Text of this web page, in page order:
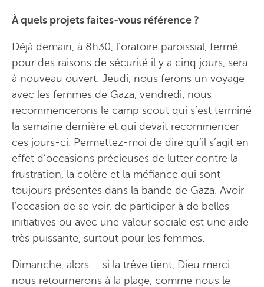
À quels projets faites-vous référence ?
Déjà demain, à 8h30, l’oratoire paroissial, fermé
pour des raisons de sécurité il y a cinq jours, sera
à nouveau ouvert. Jeudi, nous ferons un voyage
avec les femmes de Gaza, vendredi, nous
recommencerons le camp scout qui s’est terminé
la semaine dernière et qui devait recommencer
ces jours-ci. Permettez-moi de dire qu’il s’agit en
effet d’occasions précieuses de lutter contre la
frustration, la colère et la méfiance qui sont
toujours présentes dans la bande de Gaza. Avoir
l’occasion de se voir, de participer à de belles
initiatives ou avec une valeur sociale est une aide
très puissante, surtout pour les femmes.
Dimanche, alors – si la trêve tient, Dieu merci –
nous retournerons à la plage, comme nous le